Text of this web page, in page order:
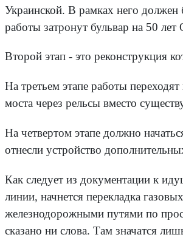
Украинской. В рамках него должен
работы затронут бульвар на 50 лет
Второй этап - это реконструкция
На третьем этапе работы
моста через рельсы вместо
На четвертом этапе должно
отнесли устройство
Как следует из документации к
линии, начнется перекладка
железнодорожными путями по
сказано ни слова. Там значатся